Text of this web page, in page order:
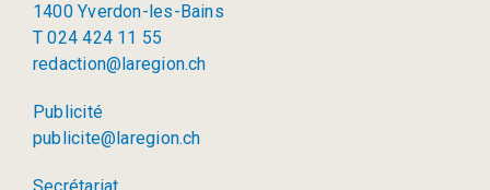
1400 Yverdon-les-Bains
T 024 424 11 55
redaction@laregion.ch
Publicité
publicite@laregion.ch